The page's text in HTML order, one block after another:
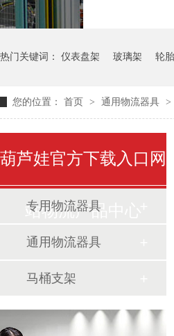
热门关键词： 仪表盘架 玻璃架 轮
您的位置： 首页 > 通用物流器具 >
葫芦娃官方下载入口网
站物流产品中心
专用物流器具
通用物流器具
马桶支架